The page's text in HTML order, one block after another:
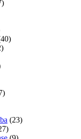
(23)